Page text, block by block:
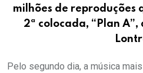
milhões de reproduções
2ª colocada, “Plan
Pelo segundo dia, a música